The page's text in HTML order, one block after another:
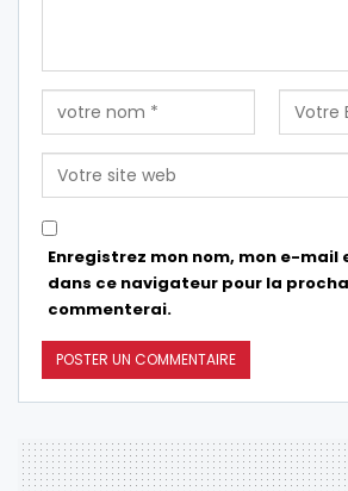
Enregistrez mon nom, mon e-mail
dans ce navigateur pour la
commenterai.